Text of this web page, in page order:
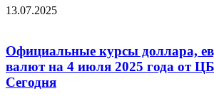
13.07.2025
Официальные курсы доллара,
валют на 4 июля 2025 года от
Сегодня